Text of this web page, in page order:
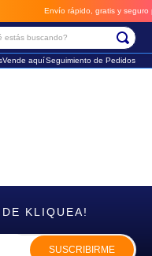
Envío rápido, gratis y seguro
buscando?
Vende aquíSeguimiento de Pedidos
KLIQUEA!
SUSCRIBIRME